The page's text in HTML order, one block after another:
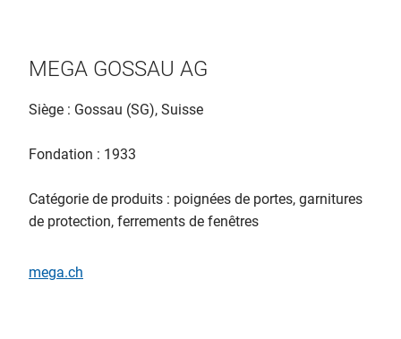
MEGA GOSSAU AG
Siège : Gossau (SG), Suisse
Fondation : 1933
Catégorie de produits : poignées de portes, garnitures
de protection, ferrements de fenêtres
mega.ch